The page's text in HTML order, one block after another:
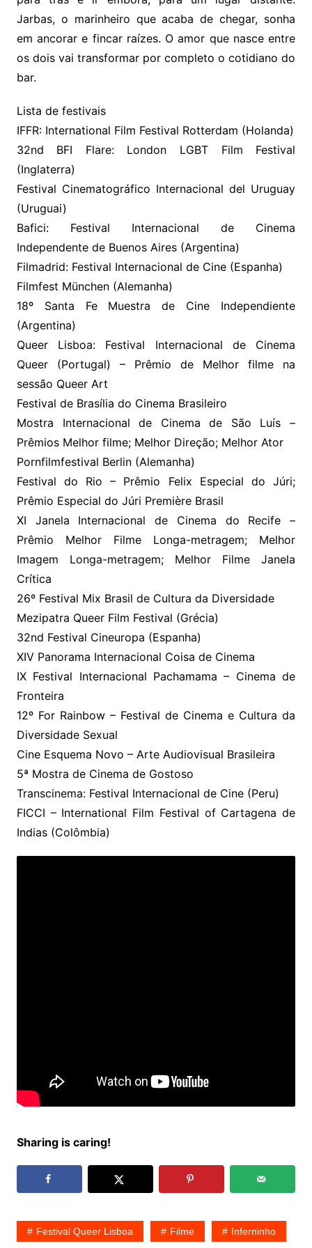
Jarbas, o marinheiro que acaba de chegar, sonha
em ancorar e fincar raízes. O amor que nasce entre
os dois vai transformar por completo o cotidiano do
bar.
Lista de festivais
IFFR: International Film Festival Rotterdam (Holanda)
32nd BFI Flare: London LGBT Film Festival
(Inglaterra)
Festival Cinematográfico Internacional del Uruguay
(Uruguai)
Bafici: Festival Internacional de Cinema
Independente de Buenos Aires (Argentina)
Filmadrid: Festival Internacional de Cine (Espanha)
Filmfest München (Alemanha)
18º Santa Fe Muestra de Cine Independiente
(Argentina)
Queer Lisboa: Festival Internacional de Cinema
Queer (Portugal) – Prêmio de Melhor filme na
sessão Queer Art
Festival de Brasília do Cinema Brasileiro
Mostra Internacional de Cinema de São Luís –
Prêmios Melhor filme; Melhor Direção; Melhor Ator
Pornfilmfestival Berlin (Alemanha)
Festival do Rio – Prêmio Felix Especial do Júri;
Prêmio Especial do Júri Première Brasil
XI Janela Internacional de Cinema do Recife –
Prêmio Melhor Filme Longa-metragem; Melhor
Imagem Longa-metragem; Melhor Filme Janela
Crítica
26º Festival Mix Brasil de Cultura da Diversidade
Mezipatra Queer Film Festival (Grécia)
32nd Festival Cineuropa (Espanha)
XIV Panorama Internacional Coisa de Cinema
IX Festival Internacional Pachamama – Cinema de
Fronteira
12º For Rainbow – Festival de Cinema e Cultura da
Diversidade Sexual
Cine Esquema Novo – Arte Audiovisual Brasileira
5ª Mostra de Cinema de Gostoso
Transcinema: Festival Internacional de Cine (Peru)
FICCI – International Film Festival of Cartagena de
Indias (Colômbia)
Sharing is caring!
Festival Queer Lisboa Filme Inferninho